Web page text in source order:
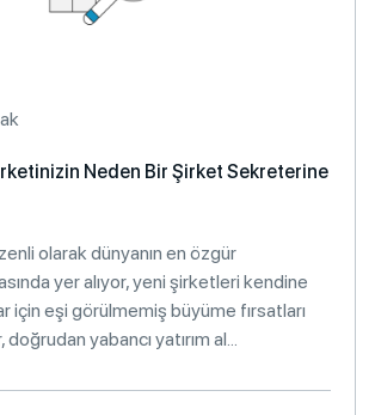
Neden Bir Şirket Sekreterine
olarak dünyanın en özgür
yer alıyor, yeni şirketleri kendine
için eşi görülmemiş büyüme fırsatları
doğrudan yabancı yatırım al...